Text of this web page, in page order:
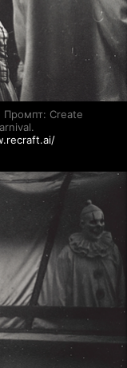
Промпт: Create